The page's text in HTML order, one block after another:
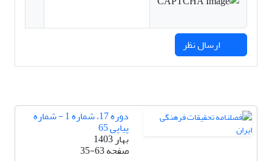
دوره 17، شماره 1 - شماره
پیاپی 65
بهار 1403
صفحه35-63